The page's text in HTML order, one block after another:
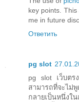
key points.
me in future
Ответить
pg slot
pg slot เว็บตร
สามารถที่จะไม่
กลายเป็นหนึ่งใ